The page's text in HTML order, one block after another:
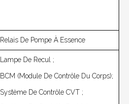
Relais De Pompe À Essence
Lampe De Recul ;
BCM (module De Contrôle Du Corps);
Système De Contrôle CVT ;